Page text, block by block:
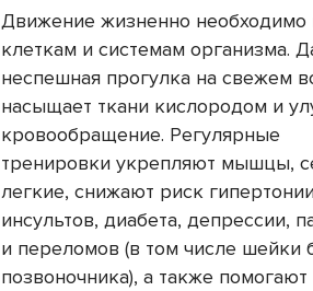
Движение жизненно необходимо
клеткам и системам организма.
неспешная прогулка на свежем
насыщает ткани кислородом и
кровообращение. Регулярные
тренировки укрепляют мышцы,
легкие, снижают риск
инсультов, диабета, депрессии,
и переломов (в том числе шейки
позвоночника), а также помогают